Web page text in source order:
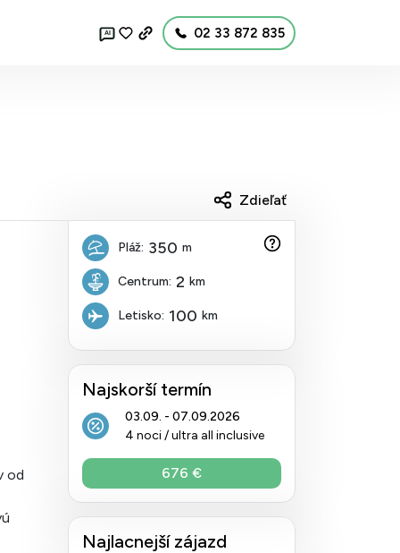
AI 02 33 872 835
od
Zdieľať
Pláž: 350 m
Centrum: 2 km
Letisko: 100 km
Najskorší termín
03.09. - 07.09.2026
4 noci / ultra all inclusive
676 €
Najlacnejší zájazd